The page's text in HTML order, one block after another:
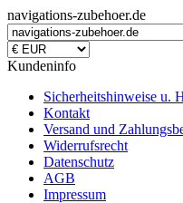
navigations-zubehoer.de
Kundeninfo
Sicherheitshinweise u.
Kontakt
Versand und
Widerrufsrecht
Datenschutz
AGB
Impressum